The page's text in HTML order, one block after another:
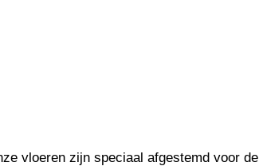
vloeren zijn speciaal afgestemd voor de